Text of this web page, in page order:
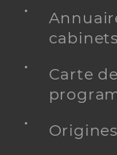
cabinets
Carte